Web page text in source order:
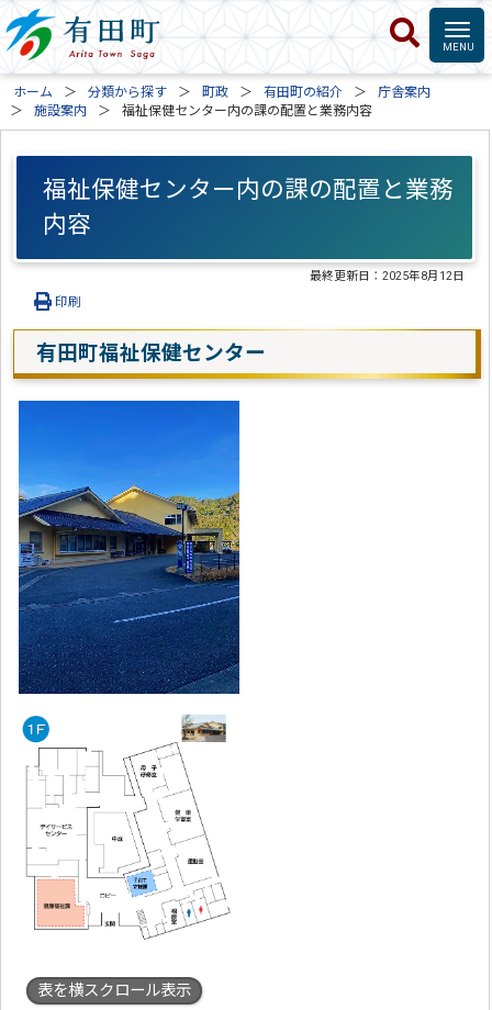
ホーム 分類から探す 町政 有田町の紹介
庁舎案内
施設案内
福祉保健センター内の課の配置と業務内容
福祉保健センター内の課の配置と業務
内容
最終更新日：2025年8月12日
印刷
有田町福祉保健センター
表を横スクロール表示